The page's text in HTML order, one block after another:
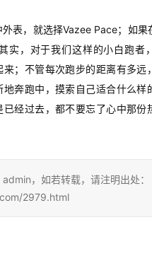
表，就选择Vazee Pace；如果
实，对于我们这样的小白跑者
来；不管每次跑步的距离有多远
地奔跑中，摸索自己适合什么样
经过去，都不要忘了心中那份
，如若转载，请注明出处：
2979.html